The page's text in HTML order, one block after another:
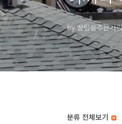
by 꿀팁을주는사
분류 전체보기